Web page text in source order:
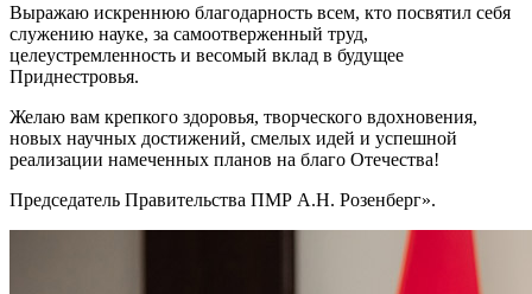
Выражаю искреннюю благодарность всем, кто посвятил себя
служению науке, за самоотверженный труд,
целеустремленность и весомый вклад в будущее
Приднестровья.
Желаю вам крепкого здоровья, творческого вдохновения,
новых научных достижений, смелых идей и успешной
реализации намеченных планов на благо Отечества!
Председатель Правительства ПМР А.Н. Розенберг».